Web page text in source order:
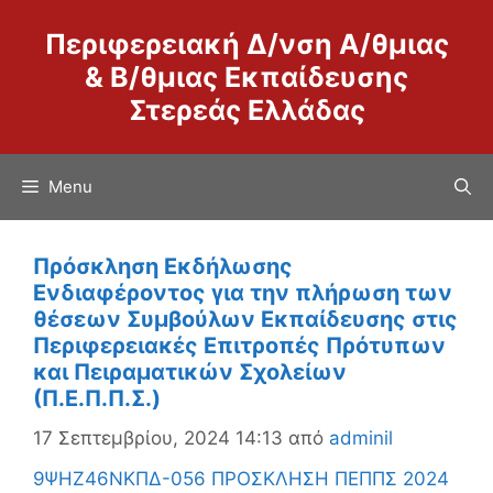
περιεχόμενο
Περιφερειακή Δ/νση Α/θμιας
& Β/θμιας Εκπαίδευσης
Στερεάς Ελλάδας
Menu
Πρόσκληση Εκδήλωσης
Ενδιαφέροντος για την πλήρωση των
θέσεων Συμβούλων Εκπαίδευσης στις
Περιφερειακές Επιτροπές Πρότυπων
και Πειραματικών Σχολείων
(Π.Ε.Π.Π.Σ.)
17 Σεπτεμβρίου, 2024 14:13 από adminil
9ΨΗΖ46ΝΚΠΔ-056 ΠΡΟΣΚΛΗΣΗ ΠΕΠΠΣ 2024